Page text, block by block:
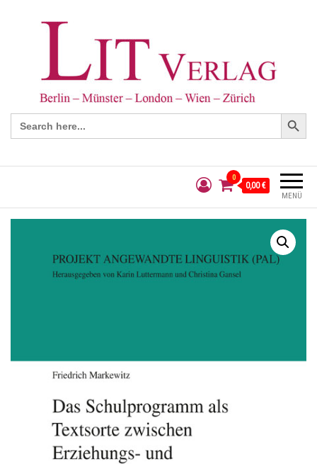
Search
for:
Search Button
MENÜ
0
0,00 €